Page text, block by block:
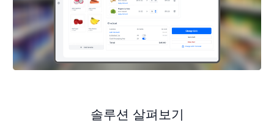
솔루션 살펴보기